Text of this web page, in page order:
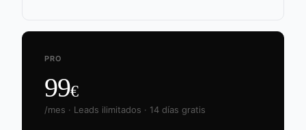
PRO
99€
/mes · Leads ilimitados · 14 días gratis